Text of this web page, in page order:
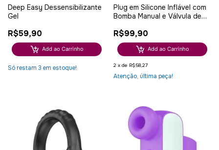
Deep Easy Dessensibilizante
Gel
R$59,90
Add ao Carrinho
Só restam 3 em estoque!
Plug em Silicone Inflável com
Bomba Manual e Válvula de
R$99,90
Add ao Carrinho
2 x de R$58,27
Atenção, última peça!